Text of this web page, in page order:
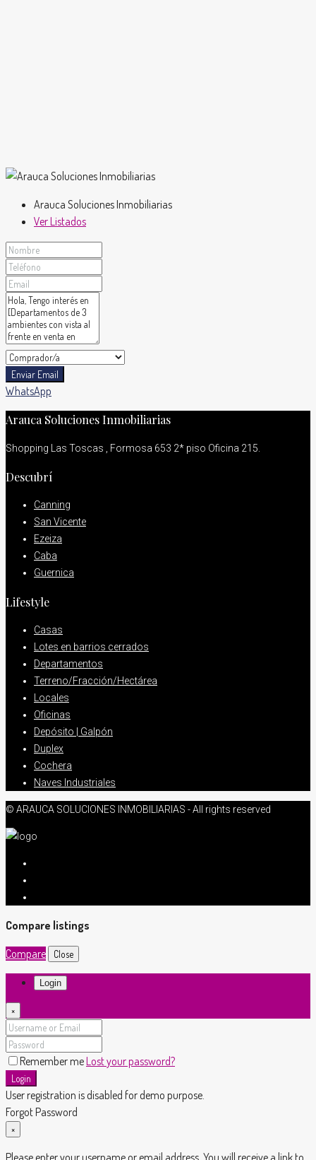
Arauca Soluciones Inmobiliarias
Ver Listados
Enviar Email
WhatsApp
Arauca Soluciones Inmobiliarias
Shopping Las Toscas , Formosa 653 2* piso Oficina 215.
Descubrí
Canning
San Vicente
Ezeiza
Caba
Guernica
Lifestyle
Casas
Lotes en barrios cerrados
Departamentos
Terreno/Fracción/Hectárea
Locales
Oficinas
Depósito | Galpón
Duplex
Cochera
Naves Industriales
© ARAUCA SOLUCIONES INMOBILIARIAS - All rights reserved
Compare listings
Compare
Close
Login
×
Remember meLost your password?
Login
User registration is disabled for demo purpose.
Forgot Password
×